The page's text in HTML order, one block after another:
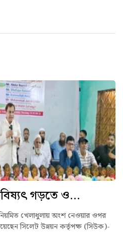
গড়তে ও...
নিয়মিত খেলাধুলায় অংশ নেওয়ার ওপর
সিলেট উন্নয়ন কর্তৃপক্ষ (সিউক)-